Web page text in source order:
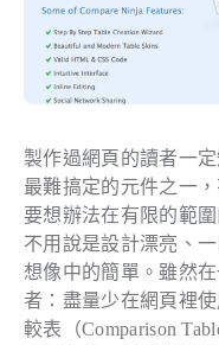
製作過網頁的讀者一
最難搞定的元件之一
要想辦法在有限的範
不用說是設計漂亮、
想像中的簡單。雖然
者：盡量少在網頁裡
較表（Comparison